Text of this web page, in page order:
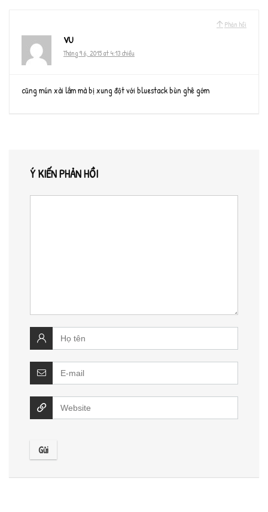
Phản hồi
VU
Tháng 9 6, 2015 at 4:13 chiều
cũng mún xài lắm mà bị xung đột với bluestack bùn ghê gớm
Ý KIẾN PHẢN HỒI